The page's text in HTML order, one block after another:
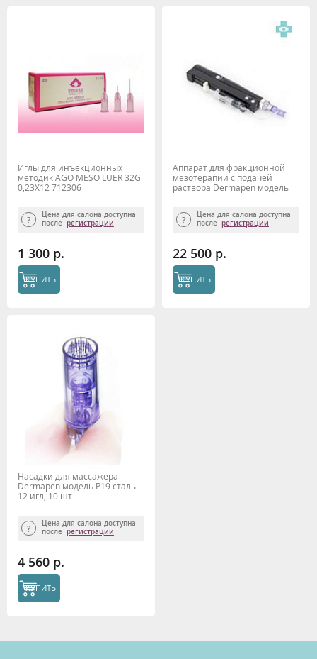
Иглы для инъекционных
методик AGO MESO LUER 32G
0,23X12 712306
Цена для салона доступна
после регистрации
1 300 р.
КУПИТЬ
Аппарат для фракционной
мезотерапии с подачей
раствора Dermapen модель
Цена для салона доступна
после регистрации
22 500 р.
КУПИТЬ
Насадки для массажера
Dermapen модель P19 сталь
12 игл, 10 шт
Цена для салона доступна
после регистрации
4 560 р.
КУПИТЬ